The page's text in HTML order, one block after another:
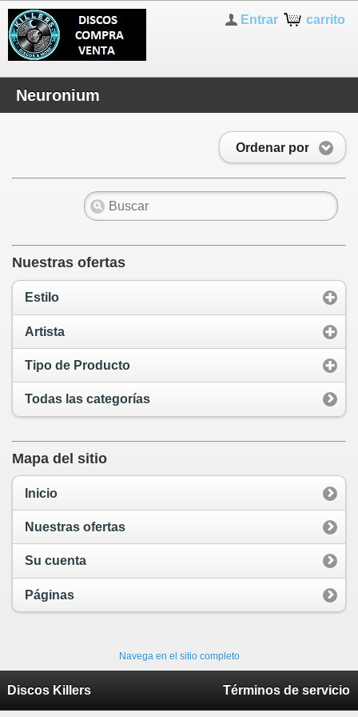
carrito
Entrar
Neuronium
Ordenar por
Nuestras ofertas
Estilo
Artista
Tipo de Producto
Todas las categorías
Mapa del sitio
Inicio
Nuestras ofertas
Su cuenta
Páginas
Navega en el sitio completo
Discos Killers Términos de servicio